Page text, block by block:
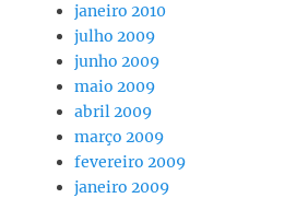
janeiro 2010
julho 2009
junho 2009
maio 2009
abril 2009
março 2009
fevereiro 2009
janeiro 2009